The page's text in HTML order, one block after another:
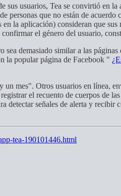
sus usuarios, Tea se convirtió en
personas que no están de
la aplicación) consideran que
el género del usuario,
demasiado similar a las
la popular página de Facebook "
mes". Otros usuarios en línea,
el recuento de cuerpos de
detectar señales de alerta y
tea-190101446.html